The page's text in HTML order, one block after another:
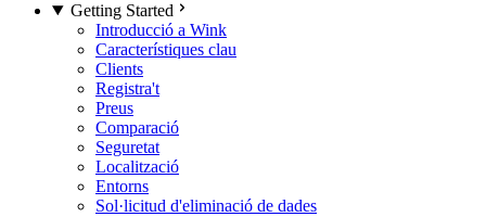
Getting Started
Introducció a Wink
Característiques clau
Clients
Registra't
Preus
Comparació
Seguretat
Localització
Entorns
Sol·licitud d'eliminació de dades